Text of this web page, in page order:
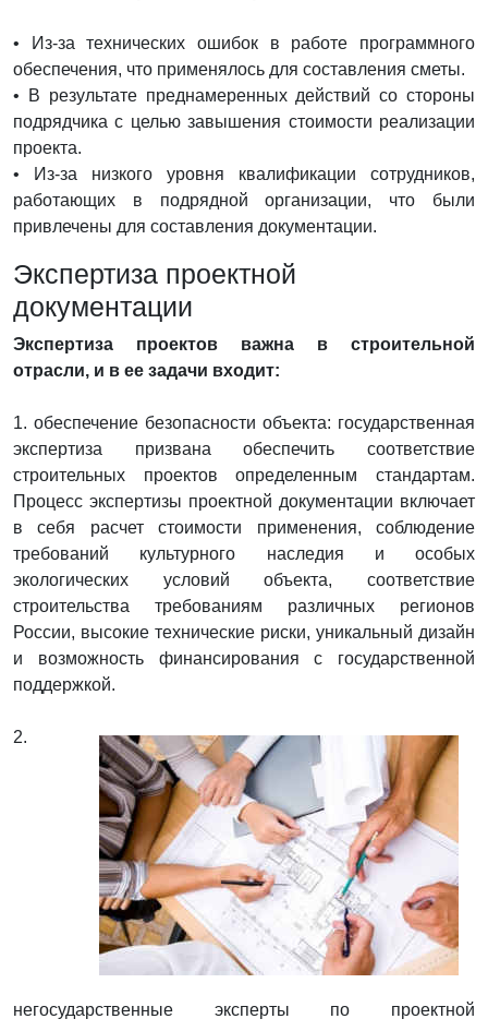
• Из-за технических ошибок в работе программного
обеспечения, что применялось для составления сметы.
• В результате преднамеренных действий со стороны
подрядчика с целью завышения стоимости реализации
проекта.
• Из-за низкого уровня квалификации сотрудников,
работающих в подрядной организации, что были
привлечены для составления документации.
Экспертиза проектной
документации
Экспертиза проектов важна в строительной
отрасли, и в ее задачи входит:
1. обеспечение безопасности объекта: государственная
экспертиза призвана обеспечить соответствие
строительных проектов определенным стандартам.
Процесс экспертизы проектной документации включает
в себя расчет стоимости применения, соблюдение
требований культурного наследия и особых
экологических условий объекта, соответствие
строительства требованиям различных регионов
России, высокие технические риски, уникальный дизайн
и возможность финансирования с государственной
поддержкой.
2.
негосударственные эксперты по проектной